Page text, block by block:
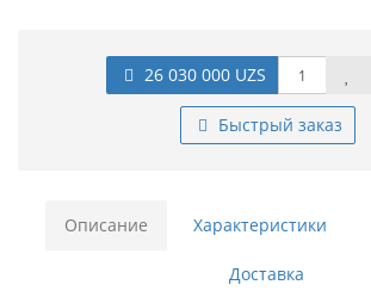
26 030 000 UZS
Быстрый заказ
Описание Характеристики
Доставка